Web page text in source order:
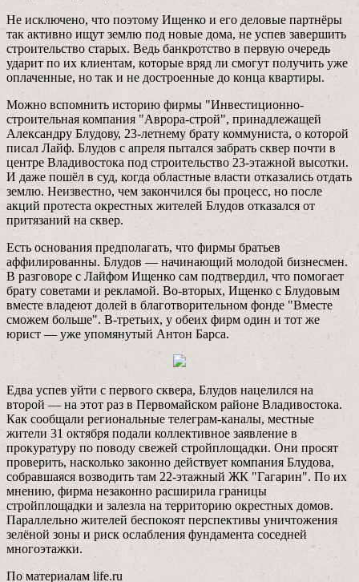
Не исключено, что поэтому Ищенко и его деловые партнёры
так активно ищут землю под новые дома, не успев завершить
строительство старых. Ведь банкротство в первую очередь
ударит по их клиентам, которые вряд ли смогут получить уже
оплаченные, но так и не достроенные до конца квартиры.
Можно вспомнить историю фирмы "Инвестиционно-
строительная компания "Аврора-строй", принадлежащей
Александру Блудову, 23-летнему брату коммуниста, о которой
писал Лайф. Блудов с апреля пытался забрать сквер почти в
центре Владивостока под строительство 23-этажной высотки.
И даже пошёл в суд, когда областные власти отказались отдать
землю. Неизвестно, чем закончился бы процесс, но после
акций протеста окрестных жителей Блудов отказался от
притязаний на сквер.
Есть основания предполагать, что фирмы братьев
аффилированны. Блудов — начинающий молодой бизнесмен.
В разговоре с Лайфом Ищенко сам подтвердил, что помогает
брату советами и рекламой. Во-вторых, Ищенко с Блудовым
вместе владеют долей в благотворительном фонде "Вместе
сможем больше". В-третьих, у обеих фирм один и тот же
юрист — уже упомянутый Антон Барса.
Едва успев уйти c первого сквера, Блудов нацелился на
второй — на этот раз в Первомайском районе Владивостока.
Как сообщали региональные телеграм-каналы, местные
жители 31 октября подали коллективное заявление в
прокуратуру по поводу свежей стройплощадки. Они просят
проверить, насколько законно действует компания Блудова,
собравшаяся возводить там 22-этажный ЖК "Гагарин". По их
мнению, фирма незаконно расширила границы
стройплощадки и залезла на территорию окрестных домов.
Параллельно жителей беспокоят перспективы уничтожения
зелёной зоны и риск ослабления фундамента соседней
многоэтажки.
По материалам life.ru